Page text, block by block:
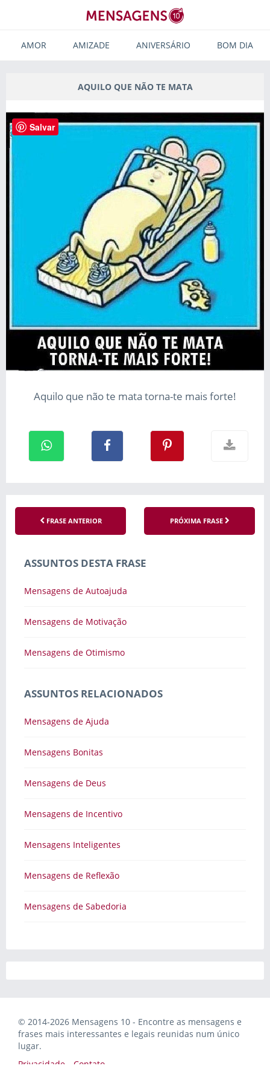
AMOR AMIZADE ANIVERSÁRIO BOM DIA
AQUILO QUE NÃO TE MATA
Aquilo que não te mata torna-te mais forte!
FRASE ANTERIOR PRÓXIMA FRASE
ASSUNTOS DESTA FRASE
Mensagens de Autoajuda
Mensagens de Motivação
Mensagens de Otimismo
ASSUNTOS RELACIONADOS
Mensagens de Ajuda
Mensagens Bonitas
Mensagens de Deus
Mensagens de Incentivo
Mensagens Inteligentes
Mensagens de Reflexão
Mensagens de Sabedoria
© 2014-2026 Mensagens 10 - Encontre as mensagens e
frases mais interessantes e legais reunidas num único
lugar.
Privacidade
Contato
Salvar